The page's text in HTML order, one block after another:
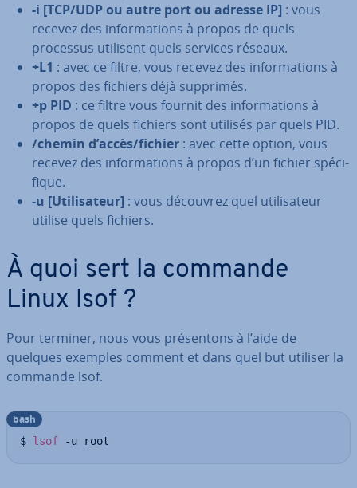
-i [TCP/UDP ou autre port ou adresse IP] : vous
recevez des in­for­ma­tions à propos de quels
processus utilisent quels services réseaux.
+L1 : avec ce filtre, vous recevez des in­for­ma­tions à
propos des fichiers déjà supprimés.
+p PID : ce filtre vous fournit des in­for­ma­tions à
propos de quels fichiers sont utilisés par quels PID.
/chemin d’accès/fichier : avec cette option, vous
recevez des in­for­ma­tions à propos d’un fichier spé­ci­
fique.
-u [Uti­li­sa­teur] : vous découvrez quel uti­li­sa­teur
utilise quels fichiers.
À quoi sert la commande
Linux lsof ?
Pour terminer, nous vous pré­sen­tons à l’aide de
quelques exemples comment et dans quel but utiliser la
commande lsof.
$ lsof -u root
bash